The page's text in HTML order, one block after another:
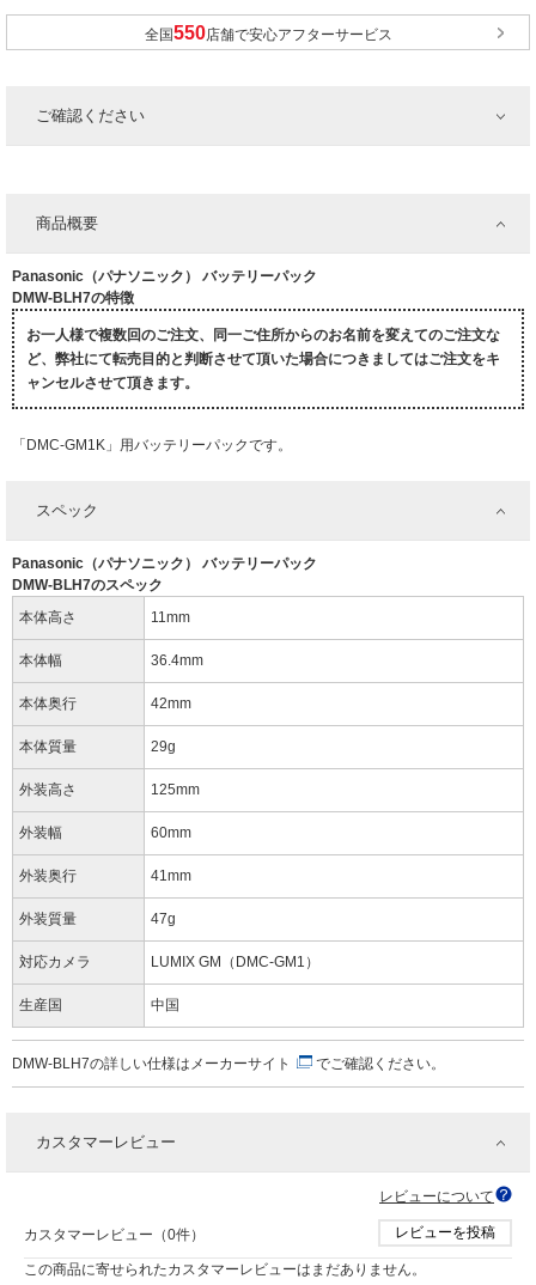
全国 店舗で安心アフターサービス
ご確認ください
商品概要
Panasonic（パナソニック） バッテリーパック
DMW-BLH7の特徴
お一人様で複数回のご注文、同一ご住所からのお名前を変えてのご注文な
ど、弊社にて転売目的と判断させて頂いた場合につきましてはご注文をキ
ャンセルさせて頂きます。
「DMC-GM1K」用バッテリーパックです。
スペック
Panasonic（パナソニック） バッテリーパック
DMW-BLH7のスペック
本体高さ
11mm
本体幅 36.4mm
本体奥行 42mm
本体質量 29g
外装高さ 125mm
外装幅 60mm
外装奥行 41mm
外装質量 47g
対応カメラ LUMIX GM（DMC-GM1）
生産国 中国
DMW-BLH7の詳しい仕様は メーカーサイト でご確認ください。
カスタマーレビュー
レビューについて
カスタマーレビュー（0件） レビューを投稿
この商品に寄せられたカスタマーレビューはまだありません。